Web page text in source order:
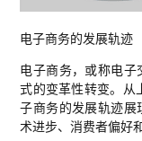
电子商务的发展轨迹
电子商务，或称电
式的变革性转变。从
子商务的发展轨迹
术进步、消费者偏好